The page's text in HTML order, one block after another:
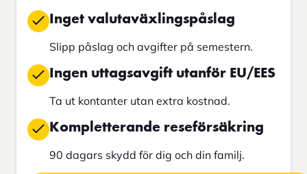
Inget valutaväxlingspåslag
Slipp påslag och avgifter på semestern.
Ingen uttagsavgift utanför EU/EES
Ta ut kontanter utan extra kostnad.
Kompletterande reseförsäkring
90 dagars skydd för dig och din familj.